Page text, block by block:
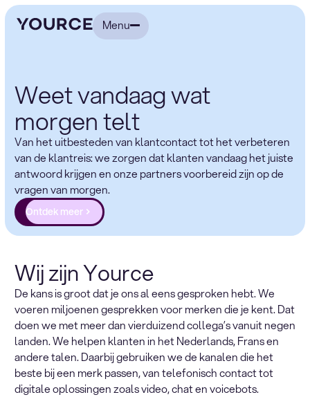
Menu
Weet vandaag wat
morgen telt
Van het uitbesteden van klantcontact tot het verbeteren
van de klantreis: we zorgen dat klanten vandaag het juiste
antwoord krijgen en onze partners voorbereid zijn op de
vragen van morgen.
Ontdek meer
Wij zijn Yource
De kans is groot dat je ons al eens gesproken hebt. We
voeren miljoenen gesprekken voor merken die je kent. Dat
doen we met meer dan vierduizend collega’s vanuit negen
landen. We helpen klanten in het Nederlands, Frans en
andere talen. Daarbij gebruiken we de kanalen die het
beste bij een merk passen, van telefonisch contact tot
digitale oplossingen zoals video, chat en voicebots.